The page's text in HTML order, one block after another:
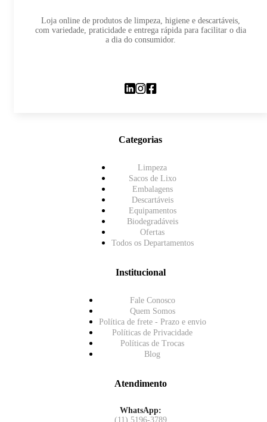
Loja online de produtos de limpeza, higiene e descartáveis,
com variedade, praticidade e entrega rápida para facilitar o dia
a dia do consumidor.
Categorias
Limpeza
Sacos de Lixo
Embalagens
Descartáveis
Equipamentos
Biodegradáveis
Ofertas
Todos os Departamentos
Institucional
Fale Conosco
Quem Somos
Política de frete - Prazo e envio
Políticas de Privacidade
Políticas de Trocas
Blog
Atendimento
WhatsApp:
(11) 5196-3789